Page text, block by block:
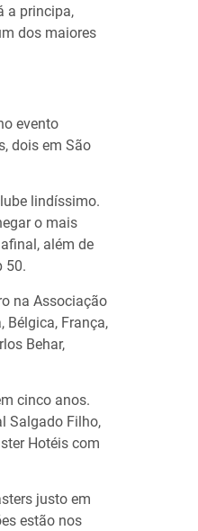
a principa,
dos maiores
evento
dois em São
lindíssimo.
o mais
além de
50.
na Associação
Bélgica, França,
Behar,
cinco anos.
Salgado Filho,
Hotéis com
justo em
estão nos